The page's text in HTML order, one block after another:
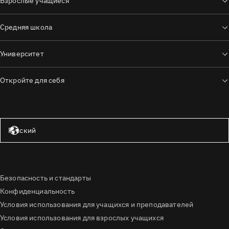
Средняя школа
Университет
Откройте для себя
Русский
Безопасность и стандарты
Конфиденциальность
Условия использования для учащихся и преподавателей
Условия использования для взрослых учащихся